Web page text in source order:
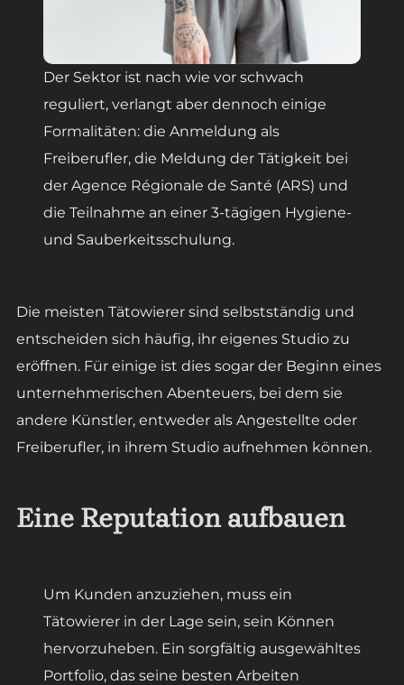
Der Sektor ist nach wie vor schwach
reguliert, verlangt aber dennoch einige
Formalitäten: die Anmeldung als
Freiberufler, die Meldung der Tätigkeit bei
der Agence Régionale de Santé (ARS) und
die Teilnahme an einer 3-tägigen Hygiene-
und Sauberkeitsschulung.
Die meisten Tätowierer sind selbstständig und
entscheiden sich häufig, ihr eigenes Studio zu
eröffnen. Für einige ist dies sogar der Beginn eines
unternehmerischen Abenteuers, bei dem sie
andere Künstler, entweder als Angestellte oder
Freiberufler, in ihrem Studio aufnehmen können.
Eine Reputation aufbauen
Um Kunden anzuziehen, muss ein
Tätowierer in der Lage sein, sein Können
hervorzuheben. Ein sorgfältig ausgewähltes
Portfolio, das seine besten Arbeiten